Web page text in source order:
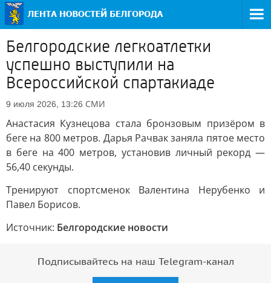
Белгородские легкоатлетки
успешно выступили на
Всероссийской спартакиаде
9 июля 2026, 13:26 СМИ
Анастасия Кузнецова стала бронзовым призёром в
беге на 800 метров. Дарья Рачвак заняла пятое место
в беге на 400 метров, установив личный рекорд —
56,40 секунды.
Тренируют спортсменок Валентина Нерубенко и
Павел Борисов.
Источник: Белгородские новости
Подписывайтесь на наш Telegram-канал